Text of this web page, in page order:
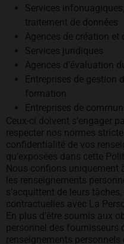
Services
traitement de données
Agences de création et
Services juridiques
Agences d’évaluation
Entreprises de gestion
formation
Entreprises de
Ceux-ci doivent s’engager
respecter nos normes
confidentialité de vos
qu’exposées dans cette
Nous confions uniquement
les renseignements
s’acquittent de leurs
contractuelles avec La
En plus d’être soumis aux
personnel des fournisseurs
renseignements